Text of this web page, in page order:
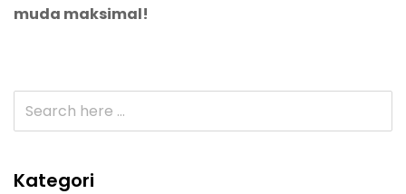
muda maksimal!
Kategori